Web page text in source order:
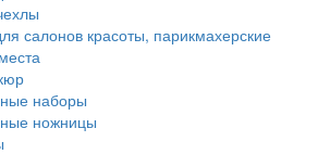
салонов красоты, парикмахерские
наборы
ножницы